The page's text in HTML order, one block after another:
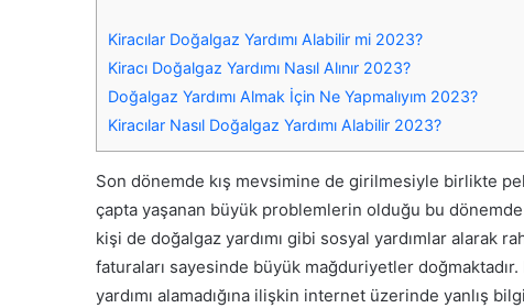
Kiracılar Doğalgaz Yardımı Alabilir mi 2023?
Kiracı Doğalgaz Yardımı Nasıl Alınır 2023?
Doğalgaz Yardımı Almak İçin Ne Yapmalıyım 2023?
Kiracılar Nasıl Doğalgaz Yardımı Alabilir 2023?
Son dönemde kış mevsimine de girilmesiyle birlikte
çapta yaşanan büyük problemlerin olduğu bu
kişi de doğalgaz yardımı gibi sosyal yardımlar alarak
faturaları sayesinde büyük mağduriyetler doğmaktadır.
yardımı alamadığına ilişkin internet üzerinde yanlış